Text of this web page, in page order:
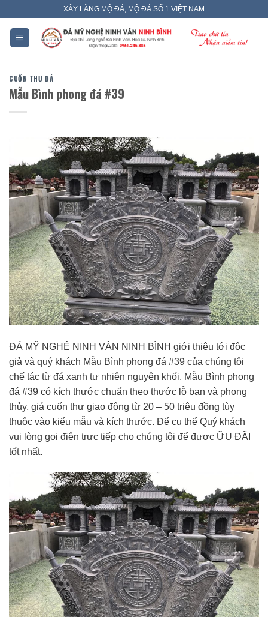
content
XÂY LĂNG MỘ ĐÁ, MỘ ĐÁ SỐ 1 VIỆT NAM
CUỐN THƯ ĐÁ
Mẫu Bình phong đá #39
ĐÁ MỸ NGHỆ NINH VÂN NINH BÌNH giới thiệu tới độc
giả và quý khách Mẫu Bình phong đá #39 của chúng tôi
chế tác từ đá xanh tự nhiên nguyên khối. Mẫu Bình phong
đá #39 có kích thước chuẩn theo thước lỗ ban và phong
thủy, giá cuốn thư giao động từ 20 – 50 triệu đồng tùy
thuộc vào kiểu mẫu và kích thước. Để cụ thể Quý khách
vui lòng gọi điện trực tiếp cho chúng tôi để được ỮU ĐÃI
tốt nhất.